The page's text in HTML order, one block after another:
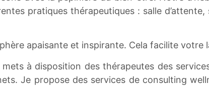
pratiques thérapeutiques : salle d’attente,
apaisante et inspirante. Cela facilite votre
à disposition des thérapeutes des
Je propose des services de consulting